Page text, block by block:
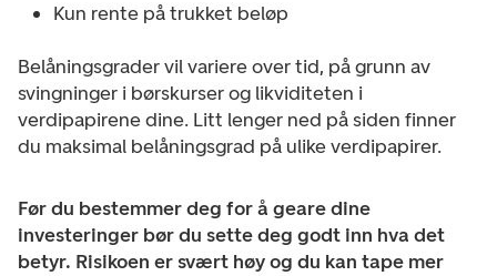
Kun rente på trukket beløp
Belåningsgrader vil variere over tid, på grunn av
svingninger i børskurser og likviditeten i
verdipapirene dine. Litt lenger ned på siden finner
du maksimal belåningsgrad på ulike verdipapirer.
Før du bestemmer deg for å geare dine
investeringer bør du sette deg godt inn hva det
betyr. Risikoen er svært høy og du kan tape mer